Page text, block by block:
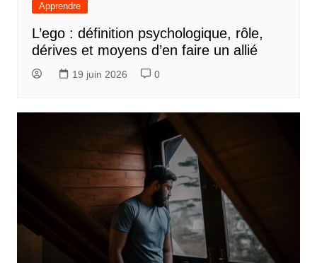
Apprendre
L’ego : définition psychologique, rôle,
dérives et moyens d’en faire un allié
19 juin 2026 0